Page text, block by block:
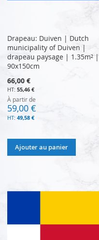
Drapeau: Duiven | Dutch
municipality of Duiven |
drapeau paysage | 1.35m² |
90x150cm
66,00 €
55,46 €
À partir de
59,00 €
49,58 €
Ajouter au panier